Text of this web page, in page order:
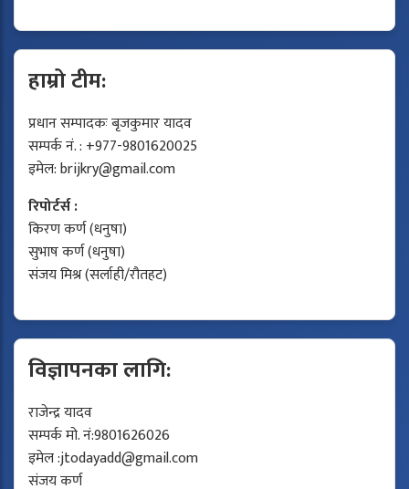
हाम्रो टीम:
प्रधान सम्पादकः बृजकुमार यादव
सम्पर्क नं. : +977-9801620025
इमेल:brijkry@gmail.com
रिपोर्टर्स :
किरण कर्ण (धनुषा)
सुभाष कर्ण (धनुषा)
संजय मिश्र (सर्लाही/रौतहट)
विज्ञापनका लागि:
राजेन्द्र यादव
सम्पर्क मो. नं:9801626026
इमेल :jtodayadd@gmail.com
संजय कर्ण